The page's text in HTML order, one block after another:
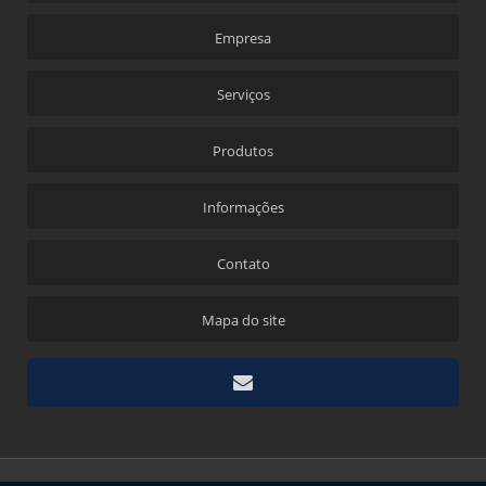
Empresa
Serviços
Produtos
Informações
Contato
Mapa do site